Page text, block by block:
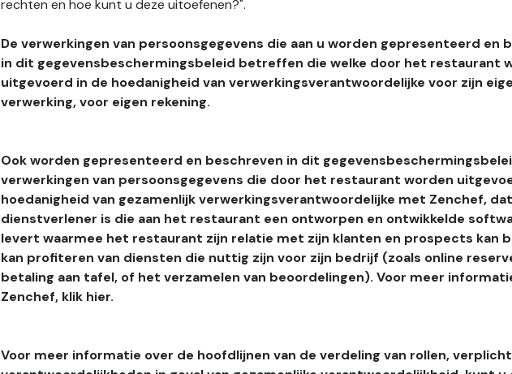
rechten en hoe kunt u deze uitoefenen?".
De verwerkingen van persoonsgegevens die aan u worden gepresenteerd en
in dit gegevensbeschermingsbeleid betreffen die welke door het restaurant
uitgevoerd in de hoedanigheid van verwerkingsverantwoordelijke voor zijn
verwerking, voor eigen rekening.
Ook worden gepresenteerd en beschreven in dit
verwerkingen van persoonsgegevens die door het restaurant worden
hoedanigheid van gezamenlijk verwerkingsverantwoordelijke met Zenchef,
dienstverlener is die aan het restaurant een ontworpen en ontwikkelde
levert waarmee het restaurant zijn relatie met zijn klanten en prospects kan
kan profiteren van diensten die nuttig zijn voor zijn bedrijf (zoals online
betaling aan tafel, of het verzamelen van beoordelingen). Voor meer
Zenchef, klik hier.
Voor meer informatie over de hoofdlijnen van de verdeling van rollen,